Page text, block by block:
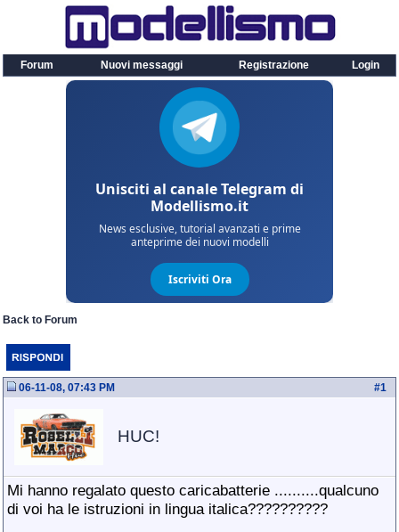
Forum Nuovi messaggi Registrazione Login
Back to Forum
#1
06-11-08, 07:43 PM
HUC!
Mi hanno regalato questo caricabatterie ..........qualcuno
di voi ha le istruzioni in lingua italica??????????